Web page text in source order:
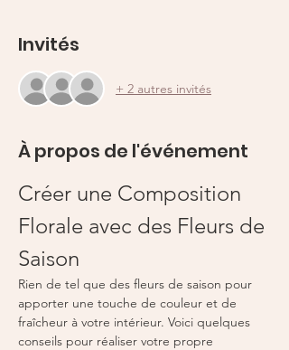
Invités
+ 2 autres invités
À propos de l'événement
Créer une Composition
Florale avec des Fleurs de
Saison
Rien de tel que des fleurs de saison pour
apporter une touche de couleur et de
fraîcheur à votre intérieur. Voici quelques
conseils pour réaliser votre propre